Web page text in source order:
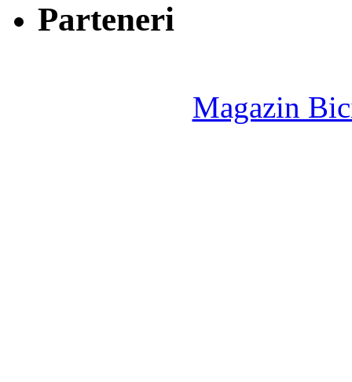
Parteneri
Magazin